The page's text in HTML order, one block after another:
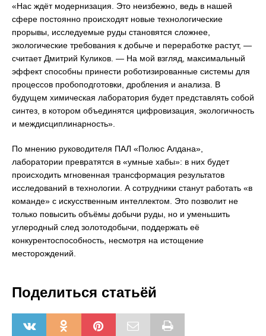
«Нас ждёт модернизация. Это неизбежно, ведь в нашей
сфере постоянно происходят новые технологические
прорывы, исследуемые руды становятся сложнее,
экологические требования к добыче и переработке растут, —
считает Дмитрий Куликов. — На мой взгляд, максимальный
эффект способны принести роботизированные системы для
процессов пробоподготовки, дробления и анализа. В
будущем химическая лаборатория будет представлять собой
синтез, в котором объединятся цифровизация, экологичность
и междисциплинарность».
По мнению руководителя ПАЛ «Полюс Алдана»,
лаборатории превратятся в «умные хабы»: в них будет
происходить мгновенная трансформация результатов
исследований в технологии. А сотрудники станут работать «в
команде» с искусственным интеллектом. Это позволит не
только повысить объёмы добычи руды, но и уменьшить
углеродный след золотодобычи, поддержать её
конкурентоспособность, несмотря на истощение
месторождений.
Поделиться статьёй